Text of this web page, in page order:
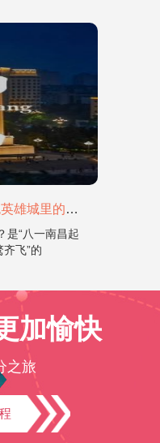
南昌旅游全攻略：红色英雄城里的烟火与山水
是“八一南昌起
齐飞”的
加愉快
之旅